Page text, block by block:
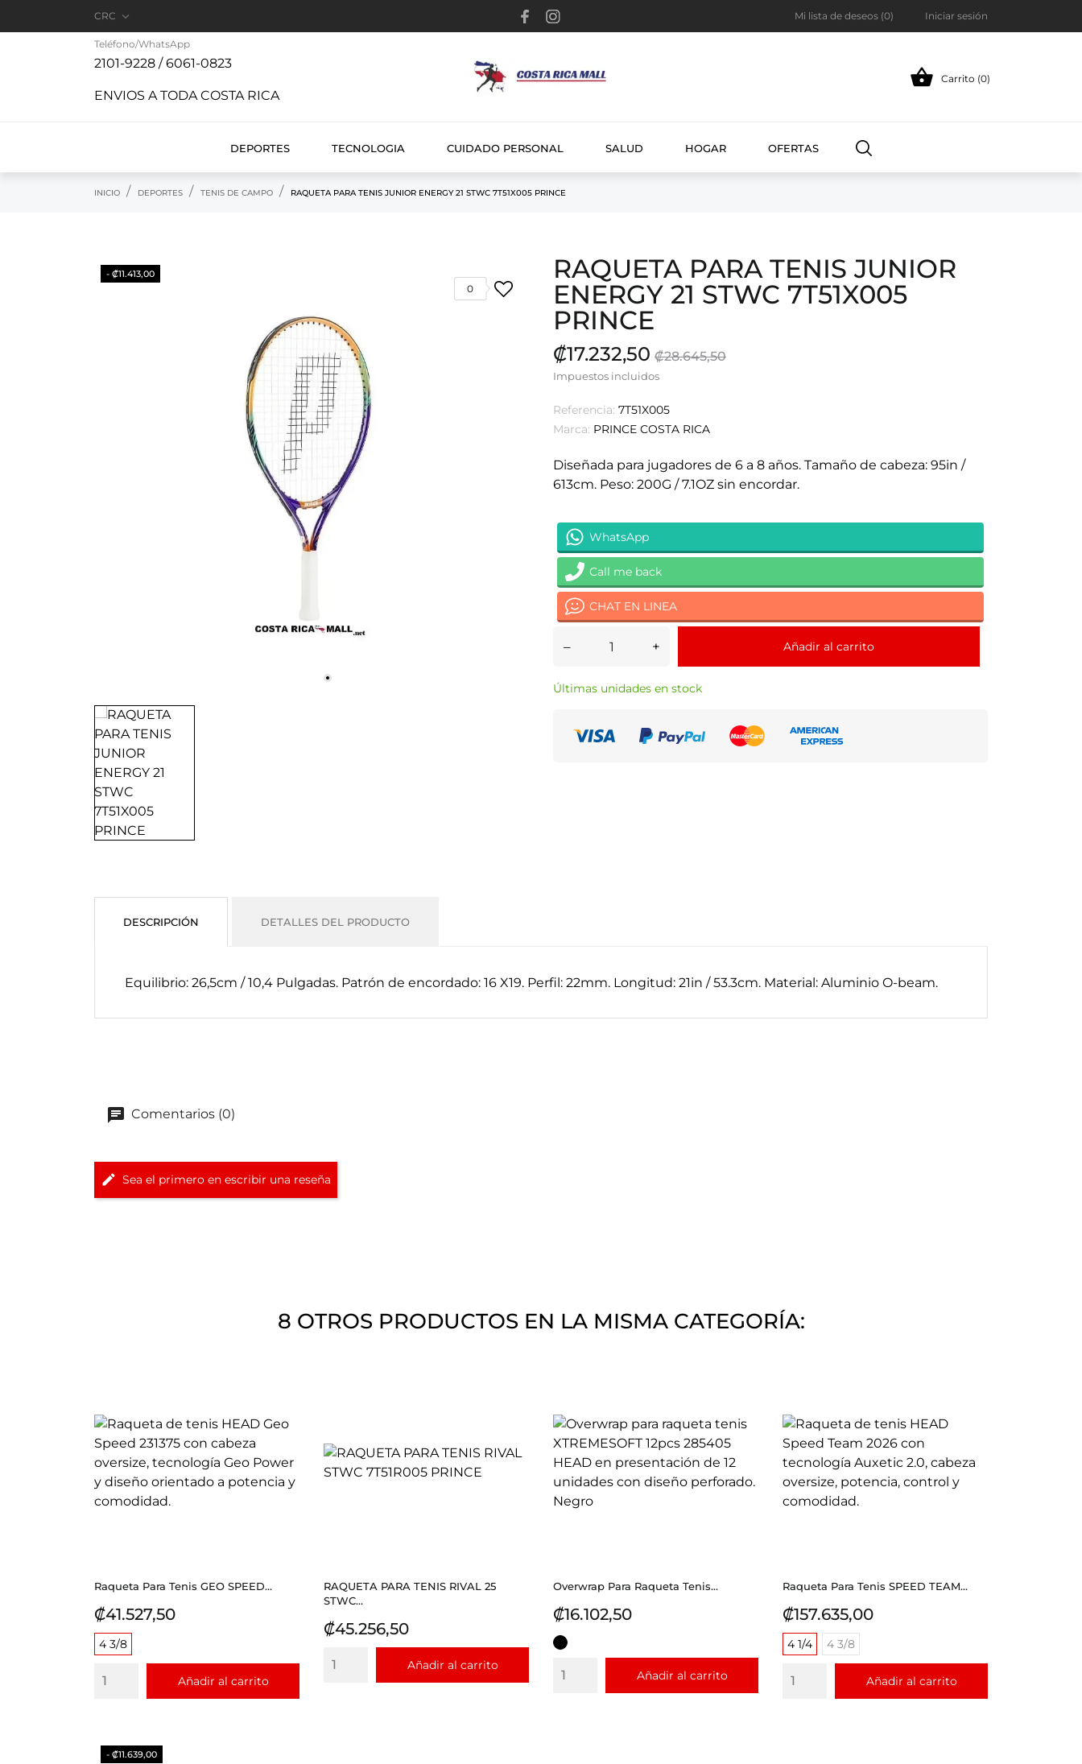
CRC  Mi lista de deseos (0) Iniciar sesión
Teléfono/WhatsApp
2101-9228 / 6061-0823
ENVIOS A TODA COSTA RICA
 Carrito (0)
DEPORTES TECNOLOGIA CUIDADO PERSONAL SALUD HOGAR OFERTAS
INICIO DEPORTES TENIS DE CAMPO RAQUETA PARA TENIS JUNIOR ENERGY 21 STWC 7T51X005 PRINCE
- ₡11.413,00
0
RAQUETA PARA TENIS JUNIOR
ENERGY 21 STWC 7T51X005
PRINCE
₡17.232,50 ₡28.645,50
Impuestos incluidos
Referencia: 7T51X005
Marca: PRINCE COSTA RICA
Diseñada para jugadores de 6 a 8 años. Tamaño de cabeza: 95in /
613cm. Peso: 200G / 7.1OZ sin encordar.
WhatsApp
Call me back
CHAT EN LINEA
– + Añadir al carrito
Últimas unidades en stock
DESCRIPCIÓN DETALLES DEL PRODUCTO
Equilibrio: 26,5cm / 10,4 Pulgadas. Patrón de encordado: 16 X19. Perfil: 22mm. Longitud: 21in / 53.3cm. Material: Aluminio O-beam.
Comentarios (0)
Sea el primero en escribir una reseña
8 OTROS PRODUCTOS EN LA MISMA CATEGORÍA:
Raqueta Para Tenis GEO SPEED...
Precio
₡41.527,50
4 3/8
Añadir al carrito
RAQUETA PARA TENIS RIVAL 25
STWC...
Precio
₡45.256,50
Añadir al carrito
Overwrap Para Raqueta Tenis...
Precio
₡16.102,50
NEGRO
Añadir al carrito
Raqueta Para Tenis SPEED TEAM...
Precio
₡157.635,00
4 1/4 4 3/8
Añadir al carrito
- ₡11.639,00